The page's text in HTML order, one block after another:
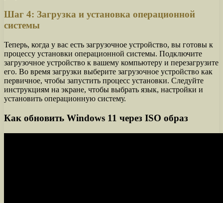
Шаг 4: Загрузка и установка операционной
системы
Теперь, когда у вас есть загрузочное устройство, вы готовы к
процессу установки операционной системы. Подключите
загрузочное устройство к вашему компьютеру и перезагрузите
его. Во время загрузки выберите загрузочное устройство как
первичное, чтобы запустить процесс установки. Следуйте
инструкциям на экране, чтобы выбрать язык, настройки и
установить операционную систему.
Как обновить Windows 11 через ISO образ